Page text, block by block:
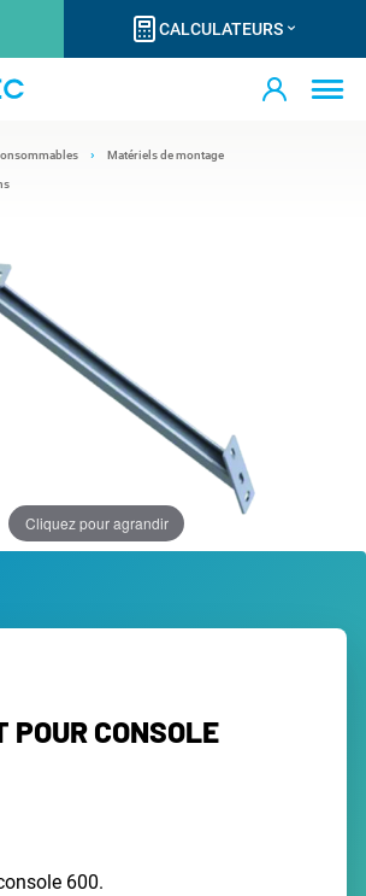
CALCULATEURS
Matériels de montage
Cliquez pour agrandir
POUR CONSOLE
600.